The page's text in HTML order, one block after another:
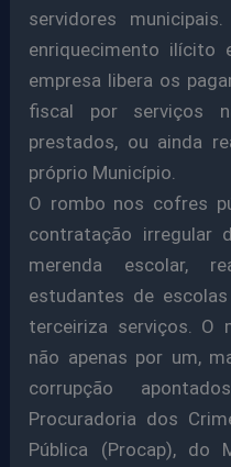
servidores
enriquecimento ilícito
empresa libera os
fiscal por serviços
prestados, ou ainda
próprio Município.
O rombo nos cofres
contratação irregular
merenda escolar,
estudantes de
terceiriza serviços. O
não apenas por um,
corrupção
Procuradoria dos
Pública (Procap), do